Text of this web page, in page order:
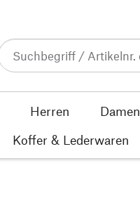
Herren Damen
Koffer & Lederwaren